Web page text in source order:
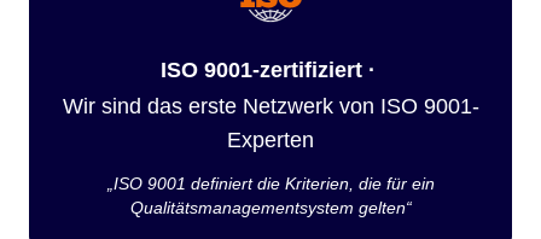
ISO 9001-zertifiziert ·
Wir sind das erste Netzwerk von ISO 9001-
Experten
„ISO 9001 definiert die Kriterien, die für ein
Qualitätsmanagementsystem gelten“